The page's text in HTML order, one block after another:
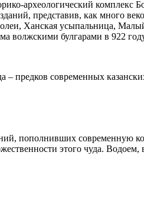
археологический
представив, как много
Ханская усыпальница,
волжскими булгарами в 922
– предков современных
пополнивших современную
этого чуда.